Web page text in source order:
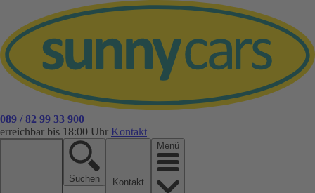
089 / 82 99 33 900
erreichbar bis 18:00 Uhr Kontakt
Suchen
Menü